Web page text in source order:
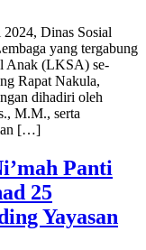
Dinas Sosial
yang tergabung
Anak (LKSA) se-
Rapat Nakula,
dihadiri oleh
M.M., serta
[…]
Panti
25
Yayasan